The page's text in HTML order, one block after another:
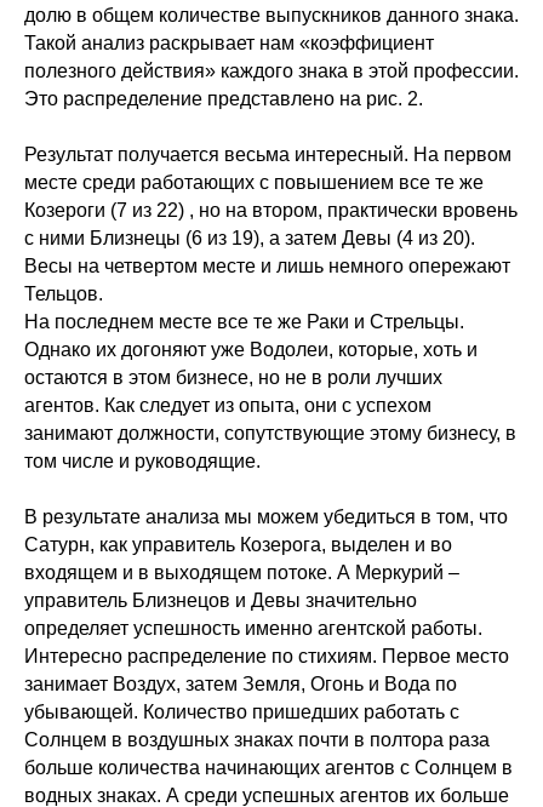
долю в общем количестве выпускников данного знака.
Такой анализ раскрывает нам «коэффициент
полезного действия» каждого знака в этой профессии.
Это распределение представлено на рис. 2.
Результат получается весьма интересный. На первом
месте среди работающих с повышением все те же
Козероги (7 из 22) , но на втором, практически вровень
с ними Близнецы (6 из 19), а затем Девы (4 из 20).
Весы на четвертом месте и лишь немного опережают
Тельцов.
На последнем месте все те же Раки и Стрельцы.
Однако их догоняют уже Водолеи, которые, хоть и
остаются в этом бизнесе, но не в роли лучших
агентов. Как следует из опыта, они с успехом
занимают должности, сопутствующие этому бизнесу, в
том числе и руководящие.
В результате анализа мы можем убедиться в том, что
Сатурн, как управитель Козерога, выделен и во
входящем и в выходящем потоке. А Меркурий –
управитель Близнецов и Девы значительно
определяет успешность именно агентской работы.
Интересно распределение по стихиям. Первое место
занимает Воздух, затем Земля, Огонь и Вода по
убывающей. Количество пришедших работать с
Солнцем в воздушных знаках почти в полтора раза
больше количества начинающих агентов с Солнцем в
водных знаках. А среди успешных агентов их больше